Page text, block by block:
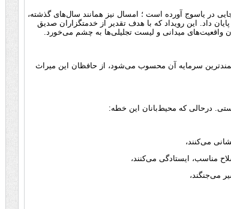
در یاسوج آورده است ؛ امسال نیز همانند سال‌های گذشته،
داد. این رویداد که با هدف تقدیر از خدمتگزاران صدیق
واقعیت‌های میدانی و لیست تجلیلی‌ها به چشم می‌خورد.
سرمایه آن محسوب می‌شود، از حافظان این میراث
درحالی که محیط‌بانان این خطه:
مناسب، ایستادگی می‌کنند،